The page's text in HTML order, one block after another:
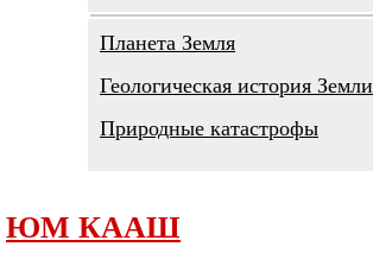
Планета Земля
Геологическая история Земли
Природные катастрофы
ЮМ КААШ